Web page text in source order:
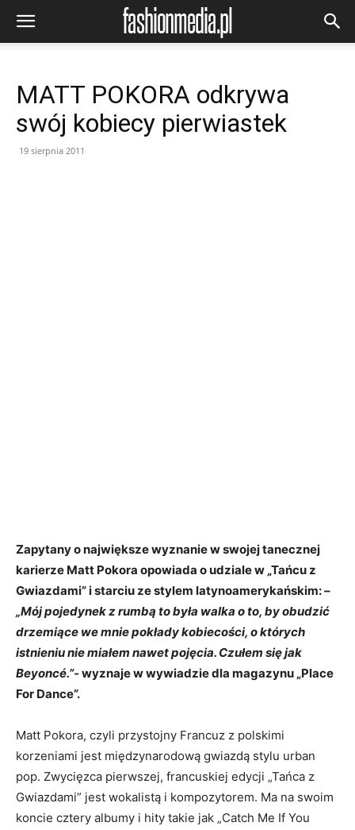
MATT POKORA odkrywa
swój kobiecy pierwiastek
19 sierpnia 2011
Zapytany o największe wyznanie w swojej tanecznej
karierze Matt Pokora opowiada o udziale w „Tańcu z
Gwiazdami” i starciu ze stylem latynoamerykańskim:–
„Mój pojedynek z rumbą to była walka o to, by obudzić
drzemiące we mnie pokłady kobiecości, o których
istnieniu nie miałem nawet pojęcia. Czułem się jak
Beyoncé.”- wyznaje w wywiadzie dla magazynu „Place
For Dance”.
Matt Pokora, czyli przystojny Francuz z polskimi
korzeniami jest międzynarodową gwiazdą stylu urban
pop. Zwycięzca pierwszej, francuskiej edycji „Tańca z
Gwiazdami” jest wokalistą i kompozytorem. Ma na swoim
koncie cztery albumy i hity takie jak „Catch Me If You